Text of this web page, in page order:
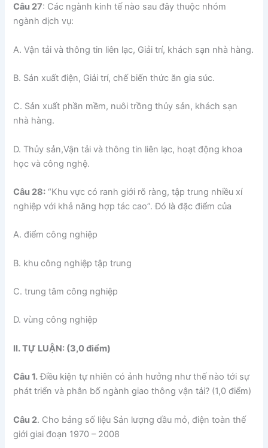
Câu 27: Các ngành kinh tế nào sau đây thuộc nhóm
ngành dịch vụ:
A. Vận tải và thông tin liên lạc, Giải trí, khách sạn nhà hàng.
B. Sản xuất điện, Giải trí, chế biến thức ăn gia súc.
C. Sản xuất phần mềm, nuôi trồng thủy sản, khách sạn
nhà hàng.
D. Thủy sản,Vận tải và thông tin liên lạc, hoạt động khoa
học và công nghệ.
Câu 28: “Khu vực có ranh giới rõ ràng, tập trung nhiều xí
nghiệp với khả năng hợp tác cao”. Đó là đặc điểm của
A. điểm công nghiệp
B. khu công nghiệp tập trung
C. trung tâm công nghiệp
D. vùng công nghiệp
II. TỰ LUẬN: (3,0 điểm)
Câu 1.Điều kiện tự nhiên có ảnh hưởng như thế nào tới sự
phát triển và phân bố ngành giao thông vận tải? (1,0 điểm)
Câu 2. Cho bảng số liệu Sản lượng dầu mỏ, điện toàn thế
giới giai đoạn 1970 – 2008